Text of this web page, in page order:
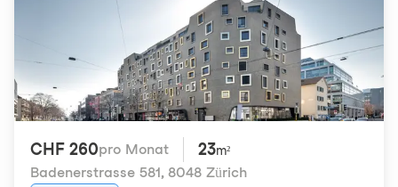
CHF 260pro Monat 23m²
Badenerstrasse 581, 8048 Zürich